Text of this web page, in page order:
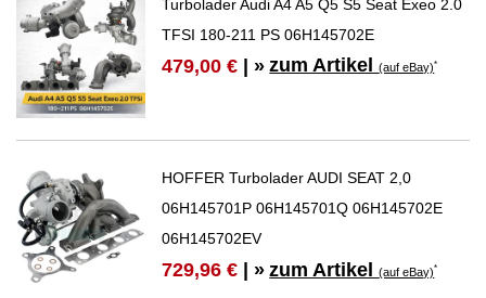
Turbolader Audi A4 A5 Q5 S5 Seat Exeo 2.0
TFSI 180-211 PS 06H145702E
479,00 € | » zum Artikel(auf eBay)*
HOFFER Turbolader AUDI SEAT 2,0
06H145701P 06H145701Q 06H145702E
06H145702EV
729,96 € | » zum Artikel(auf eBay)*